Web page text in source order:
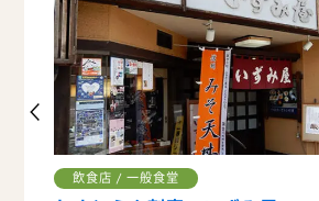
飲食店 / 一般食堂